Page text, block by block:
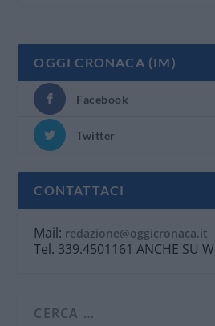
OGGI CRONACA (IM)
Facebook
Twitter
CONTATTACI
Mail: redazione@oggicronaca.it
Tel. 339.4501161 ANCHE SU